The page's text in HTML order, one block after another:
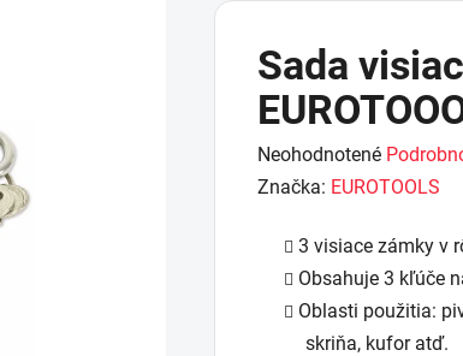
Sada
Priemerné
hodnotenie
Neohodnotené
Značka: EUROTOOLS
3 visiace zámky v
Obsahuje 3 kľúče
Oblasti použitia:
skriňa, kufor atď.